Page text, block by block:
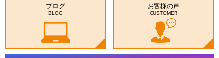
ブログ
BLOG
お客様の声
CUSTOMER